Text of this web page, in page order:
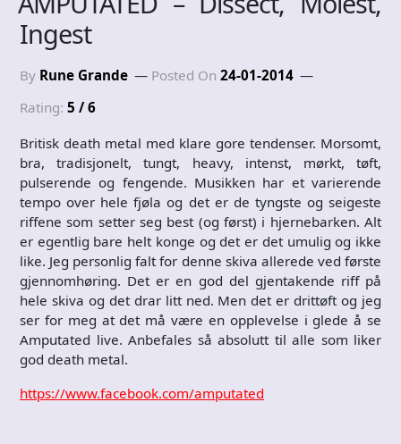
Ingest
By Rune Grande Posted On 24-01-2014
Rating: 5 / 6
Britisk death metal med klare gore tendenser. Morsomt,
bra, tradisjonelt, tungt, heavy, intenst, mørkt, tøft,
pulserende og fengende. Musikken har et varierende
tempo over hele fjøla og det er de tyngste og seigeste
riffene som setter seg best (og først) i hjernebarken. Alt
er egentlig bare helt konge og det er det umulig og ikke
like. Jeg personlig falt for denne skiva allerede ved første
gjennomhøring. Det er en god del gjentakende riff på
hele skiva og det drar litt ned. Men det er drittøft og jeg
ser for meg at det må være en opplevelse i glede å se
Amputated live. Anbefales så absolutt til alle som liker
god death metal.
https://www.facebook.com/amputated